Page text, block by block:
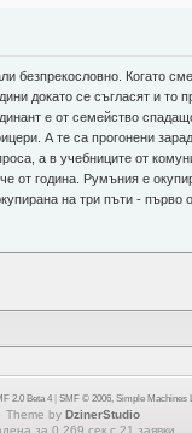
безпрекословно. Когато
докато се съгласят и
е от семейство
А те са прогонени
а в учебниците от
от година. Румъния е
на три пъти -
2.0 Beta 4 SMF © 2006, Simple Machines
Theme by DzinerStudio
за 0.269 сек с 21 заявки.